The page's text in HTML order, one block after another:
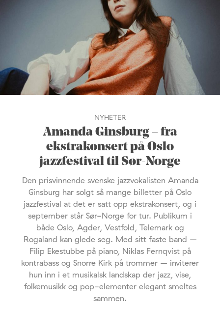
NYHETER
Amanda Ginsburg – fra
ekstrakonsert på Oslo
jazzfestival til Sør-Norge
Den prisvinnende svenske jazzvokalisten Amanda
Ginsburg har solgt så mange billetter på Oslo
jazzfestival at det er satt opp ekstrakonsert, og i
september står Sør-Norge for tur. Publikum i
både Oslo, Agder, Vestfold, Telemark og
Rogaland kan glede seg. Med sitt faste band –
Filip Ekestubbe på piano, Niklas Fernqvist på
kontrabass og Snorre Kirk på trommer – inviterer
hun inn i et musikalsk landskap der jazz, vise,
folkemusikk og pop-elementer elegant smeltes
sammen.